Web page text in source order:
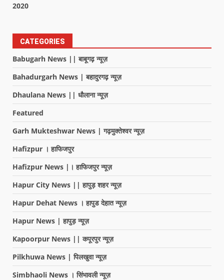
2020
CATEGORIES
Babugarh News || बाबूगढ़ न्यूज़
Bahadurgarh News | बहादुरगढ़ न्यूज़
Dhaulana News || धौलाना न्यूज़
Featured
Garh Mukteshwar News | गढ़मुक्तेश्वर न्यूज़
Hafizpur । हाफिजपुर
Hafizpur News |। हाफिजपुर न्यूज़
Hapur City News || हापुड़ शहर न्यूज़
Hapur Dehat News । हापुड देहात न्यूज़
Hapur News | हापुड़ न्यूज़
Kapoorpur News || कपूरपुर न्यूज़
Pilkhuwa News | पिलखुवा न्यूज़
Simbhaoli News । सिंभावली न्यूज़